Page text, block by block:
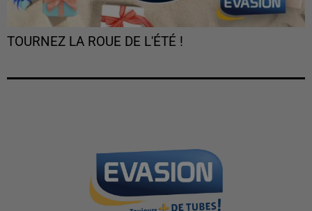
TOURNEZ LA ROUE DE L'ÉTÉ !